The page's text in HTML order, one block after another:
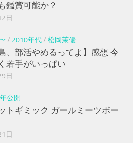
鑑賞可能か？
日
/ 2010年代/ 松岡茉優
、部活やめるってよ】感想 今
若手がいっぱい
日
公開
トギミック ガールミーツボー
日